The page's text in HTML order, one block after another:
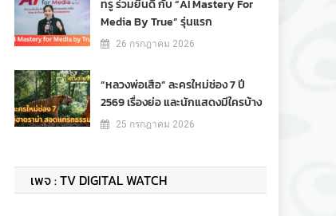
ทรู ร่วมยินดี กับ “AI Mastery For
Media By True” รุ่นแรก
26 กรกฎาคม 2026
“หลวงพ่อเสือ” ละครใหม่ช่อง 7 ปี
2569 เรื่องย่อ และนักแสดงมีใครบ้าง
25 กรกฎาคม 2026
เพจ : TV DIGITAL WATCH